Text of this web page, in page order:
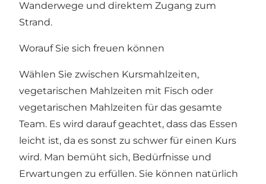
Wanderwege und direktem Zugang zum
Strand.
Worauf Sie sich freuen können
Wählen Sie zwischen Kursmahlzeiten,
vegetarischen Mahlzeiten mit Fisch oder
vegetarischen Mahlzeiten für das gesamte
Team. Es wird darauf geachtet, dass das Essen
leicht ist, da es sonst zu schwer für einen Kurs
wird. Man bemüht sich, Bedürfnisse und
Erwartungen zu erfüllen. Sie können natürlich